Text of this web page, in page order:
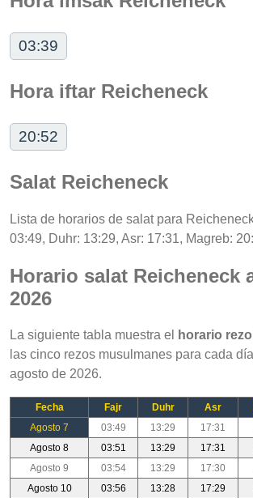
03:39
Hora iftar Reicheneck
20:52
Salat Reicheneck
Lista de horarios de salat para
03:49, Duhr: 13:29, Asr: 17:31, Magreb:
Horario salat Reicheneck
2026
La siguiente tabla muestra el horario
las cinco rezos musulmanes para cada
agosto de 2026.
Fecha Fajr Duhr Asr
Agosto 7
03:49 13:29 17:31
Agosto 8
03:51 13:29 17:31
Agosto 9
03:54 13:29 17:30
Agosto 10
03:56 13:28 17:29